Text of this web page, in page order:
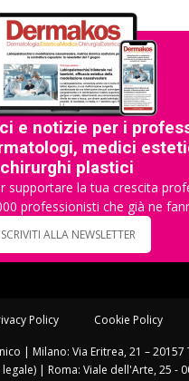
e notizie per i
medici
chirurghi plastici
supportare la tua crescita
professionisti che già ne
ISCRIVITI ALLA NEWSLETTER
Policy Cookie Policy
| Milano: Via Eritrea, 21 – 20157
legale) | Roma: Viale dell'Arte, 25 -